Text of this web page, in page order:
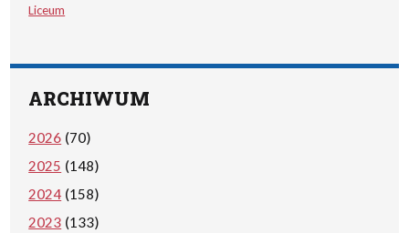
Liceum
ARCHIWUM
2026 (70)
2025 (148)
2024 (158)
2023 (133)